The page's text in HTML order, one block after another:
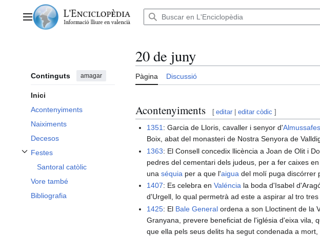
contingutMenú principal
Continguts amagar
Inici
Acontenyiments
Naiximents
Decesos
Festes
Alternar subsecció Festes
Santoral catòlic
Vore també
Bibliografia
20 de juny
Pàgina Discussió
Acontenyiments [ editar |editar còdic ]
1351: Garcia de Lloris, cavaller i senyor d'Almussafes
Boix, abat del monasteri de Nostra Senyora de
1363: El Consell concedix llicència a Joan de Olit i
pedres del cementari dels judeus, per a fer caixes
unaséquia per a que l'aigua del molí puga discórrer
1407: Es celebra enValéncia la boda d'Isabel
d'Urgell, lo qual permetrà ad este a aspirar al tro tres
1425: El Bale General ordena a son Lloctinent de la
Granyana, prevere beneficiat de l'iglésia d'eixa vila,
que ella pels seus delits ha segut condenada a